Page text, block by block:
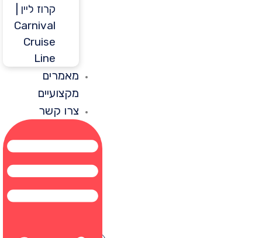
קרוז ליין |
Carnival
Cruise
מאמרים
מקצועיים
צרו קשר